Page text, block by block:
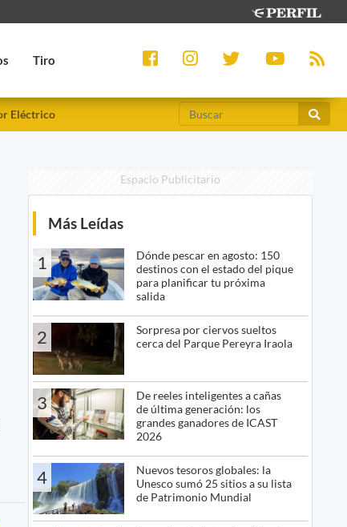
Tiro
Eléctrico
Espacio Publicitario
Más Leídas
1
Dónde pescar en agosto: 150
destinos con el estado del pique
para planificar tu próxima
salida
2
Sorpresa por ciervos sueltos
cerca del Parque Pereyra Iraola
3
De reeles inteligentes a cañas
de última generación: los
grandes ganadores de ICAST
2026
4
Nuevos tesoros globales: la
Unesco sumó 25 sitios a su lista
de Patrimonio Mundial